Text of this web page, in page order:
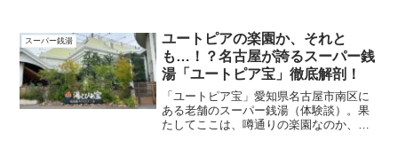
スーパー銭湯
ユートピアの楽園か、それと
も…！？名古屋が誇るスーパー銭
湯「ユートピア宝」徹底解剖！
「ユートピア宝」愛知県名古屋市南区に
ある老舗のスーパー銭湯（体験談）。果
たしてここは、噂通りの楽園なのか、は